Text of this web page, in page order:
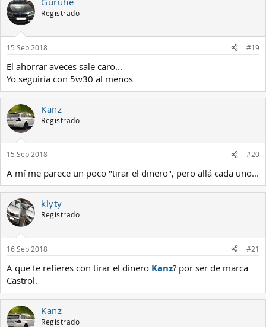
Registrado
15 Sep 2018 #19
El ahorrar aveces sale caro...
Yo seguiría con 5w30 al menos
Kanz
Registrado
15 Sep 2018 #20
A mí me parece un poco "tirar el dinero", pero allá cada uno...
klyty
Registrado
16 Sep 2018 #21
A que te refieres con tirar el dinero Kanz? por ser de marca
Castrol.
Kanz
Registrado